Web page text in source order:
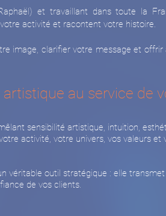
et travaillant dans toute la
activité et racontent votre histoire.
image, clarifier votre message et
artistique au service de
sensibilité artistique, intuition,
activité, votre univers, vos valeurs
véritable outil stratégique : elle
de vos clients.